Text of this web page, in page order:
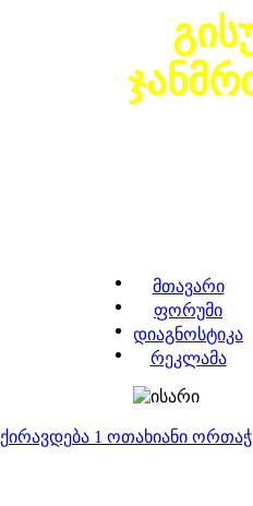
მთავარი
ფორუმი
დიაგნოსტიკა
რეკლამა
ქირავდება 1 ოთახიანი